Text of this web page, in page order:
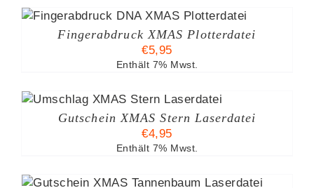
Fingerabdruck XMAS Plotterdatei
€5,95
Enthält 7% Mwst.
Gutschein XMAS Stern Laserdatei
€4,95
Enthält 7% Mwst.